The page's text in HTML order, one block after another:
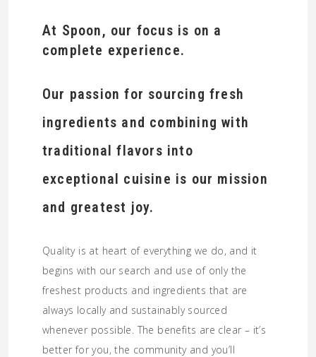
At Spoon, our focus is on a
complete experience.
Our passion for sourcing fresh
ingredients and combining with
traditional flavors into
exceptional cuisine is our mission
and greatest joy.
Quality is at heart of everything we do, and it
begins with our search and use of only the
freshest products and ingredients that are
always locally and sustainably sourced
whenever possible. The benefits are clear – it’s
better for you, the community and you’ll